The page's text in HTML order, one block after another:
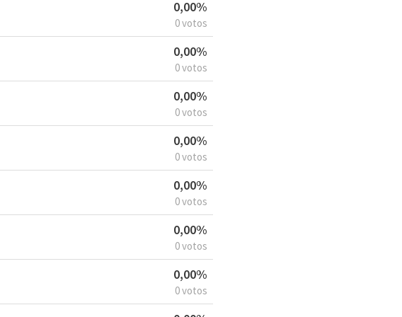
0,00%
0 votos
0,00%
0 votos
0,00%
0 votos
0,00%
0 votos
0,00%
0 votos
0,00%
0 votos
0,00%
0 votos